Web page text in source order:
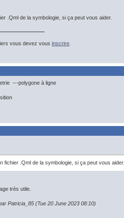
.Qml de la symbologie, si ça peut vous aider.
vous devez vous inscrire
---polygone à ligne
fichier .Qml de la symbologie, si ça peut vous aider.
très utile.
Patricia_85 (Tue 20 June 2023 08:10)